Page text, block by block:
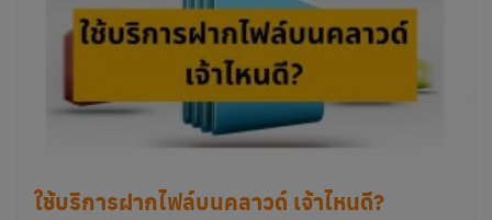
ใช้บริการฝากไฟล์บนคลาวด์ เจ้าไหนดี?